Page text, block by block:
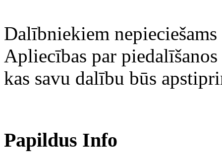
Dalībniekiem
Apliecības par
kas savu dalību būs
Papildus Info